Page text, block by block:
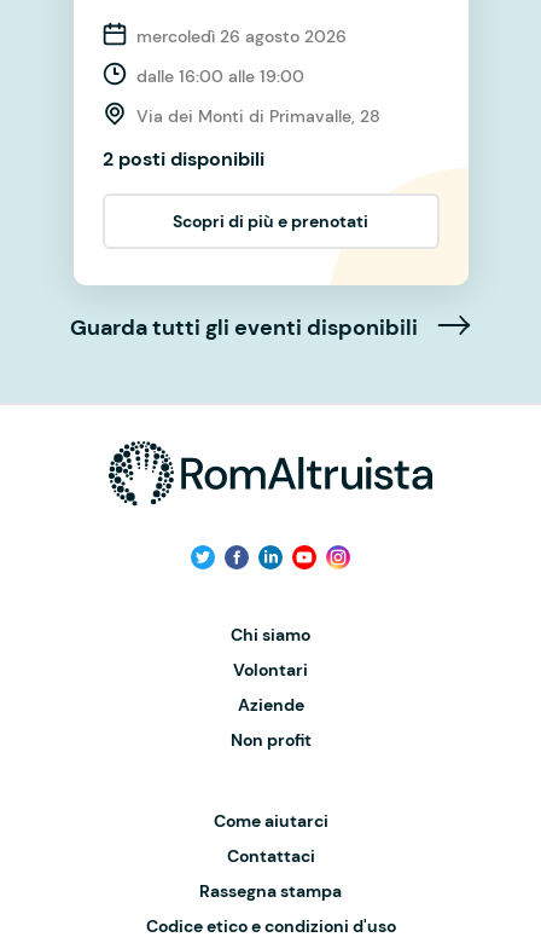
mercoledì 26 agosto 2026
dalle 16:00 alle 19:00
Via dei Monti di Primavalle, 28
2 posti disponibili
Scopri di più e prenotati
Guarda tutti gli eventi disponibili
Chi siamo
Volontari
Aziende
Non profit
Come aiutarci
Contattaci
Rassegna stampa
Codice etico e condizioni d'uso